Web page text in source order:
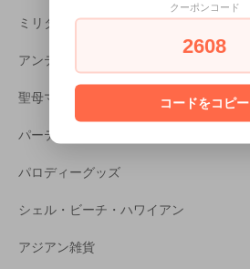
ミリタリーグッズ
アンティーク・レトロ雑貨
聖母マリア・キリスト
パーティーグッズ
パロディーグッズ
シェル・ビーチ・ハワイアン
アジアン雑貨
クーポンコード
2608
コードをコピー